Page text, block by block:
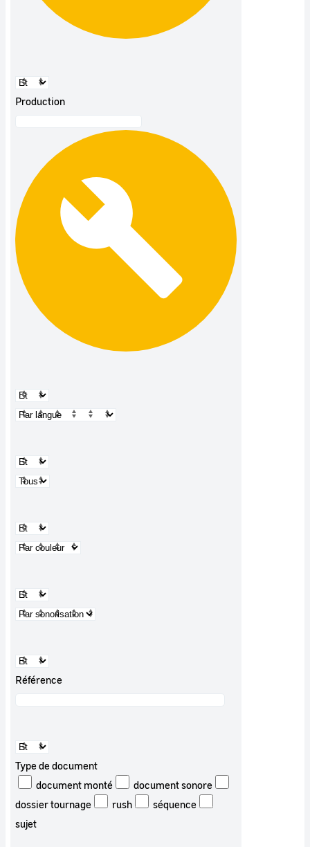
Production
Référence
Type de document
document monté
document sonore
dossier tournage
rush
séquence
sujet